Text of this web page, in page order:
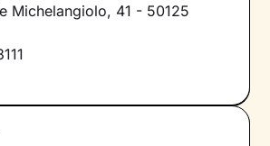
Michelangiolo, 41 - 50125